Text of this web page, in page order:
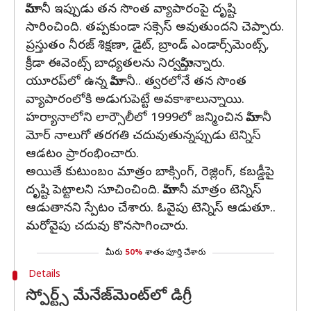
హిమానీ ఇప్పుడు తన సొంత వ్యాపారంపై దృష్టి
సారించింది. తప్పకుండా సక్సెస్ అవుతుందని చెప్పారు.
ప్రస్తుతం నీరజ్ శిక్షణా, డైట్, బ్రాండ్ ఎండార్స్‌మెంట్స్,
క్రీడా ఈవెంట్స్ బాధ్యతలను నిర్వహిస్తున్నారు.
యూరప్‌లో ఉన్న హిమానీ.. త్వరలోనే తన సొంత
వ్యాపారంలోకి అడుగుపెట్టే అవకాశాలున్నాయి.
హర్యానాలోని లార్సౌలీలో 1999లో జన్మించిన హిమానీ
మోర్‌ నాలుగో తరగతి చదువుతున్నప్పుడు టెన్నిస్
ఆడటం ప్రారంభించారు.
అయితే కుటుంబం మాత్రం బాక్సింగ్, రెజ్లింగ్, కబడ్డీపై
దృష్టి పెట్టాలని సూచించింది. హిమానీ మాత్రం టెన్నిస్
ఆడుతానని స్పేటం చేశారు. ఓవైపు టెన్నిస్ ఆడుతూ..
మరోవైపు చదువు కొనసాగించారు.
మీరు 50% శాతం పూర్తి చేశారు
Details
స్పోర్ట్స్ మేనేజ్‌మెంట్‌లో డిగ్రీ